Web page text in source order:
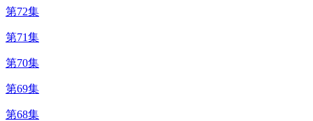
第72集
第71集
第70集
第69集
第68集